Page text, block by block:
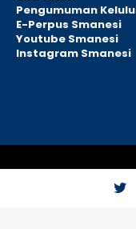
Pengumuman
E-Perpus Smanesi
Youtube Smanesi
Instagram Smanesi